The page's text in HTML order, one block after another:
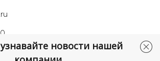
новости нашей